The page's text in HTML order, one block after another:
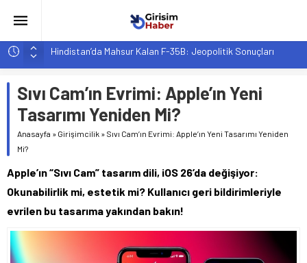
Hindistan’da Mahsur Kalan F-35B: Jeopolitik Sonuçları
Yapay Zeka Destekli Asistanlar: Elon Musk’tan Romantik Bir
Hamle mi?
Girişimcilik ve Yaşam Tarzı: Şehir Değişiminin Nedenleri ve
Etkileri
YZ ile Tüketici Girişimciliği: Yeni Sosyal Bağlantılar
Bir Tercih Değil, Zorunluluk?
Sıvı Cam’ın Evrimi: Apple’ın Yeni
Tasarımı Yeniden Mi?
Anasayfa » Girişimcilik » Sıvı Cam’ın Evrimi: Apple’ın Yeni Tasarımı Yeniden
Mi?
Apple’ın “Sıvı Cam” tasarım dili, iOS 26’da değişiyor:
Okunabilirlik mi, estetik mi? Kullanıcı geri bildirimleriyle
evrilen bu tasarıma yakından bakın!